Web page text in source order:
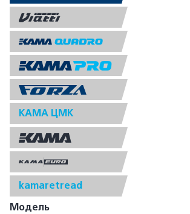
КАМА ЦМК
kamaretread
Модель